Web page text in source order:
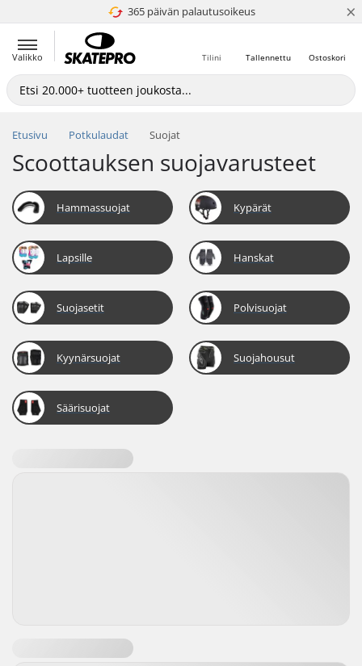
365 päivän palautusoikeus
4.8 / 5 ×
Valikko Ostoskori
Tallennettu
Tilini
Etusivu Potkulaudat Suojat
Scoottauksen suojavarusteet
Hammassuojat Kypärät
Lapsille Hanskat
Suojasetit Polvisuojat
Kyynärsuojat Suojahousut
Säärisuojat